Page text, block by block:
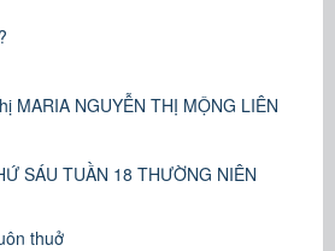
MARIA NGUYỄN THỊ MỘNG LIÊN
SÁU TUẦN 18 THƯỜNG NIÊN
thuở